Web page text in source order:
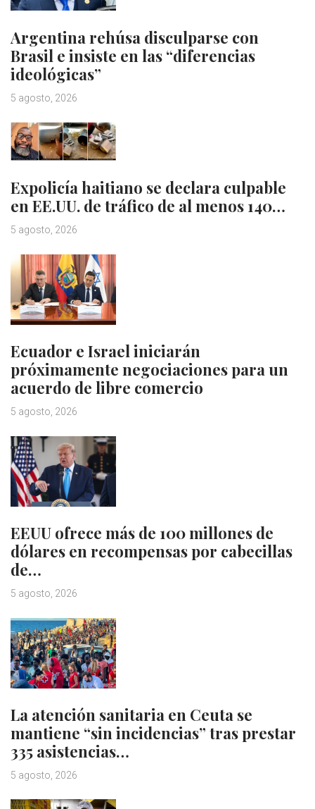
Argentina rehúsa disculparse con
Brasil e insiste en las “diferencias
ideológicas”
5 agosto, 2026
Expolicía haitiano se declara culpable
en EE.UU. de tráfico de al menos 140…
5 agosto, 2026
Ecuador e Israel iniciarán
próximamente negociaciones para un
acuerdo de libre comercio
5 agosto, 2026
EEUU ofrece más de 100 millones de
dólares en recompensas por cabecillas
de…
5 agosto, 2026
La atención sanitaria en Ceuta se
mantiene “sin incidencias” tras prestar
335 asistencias…
5 agosto, 2026